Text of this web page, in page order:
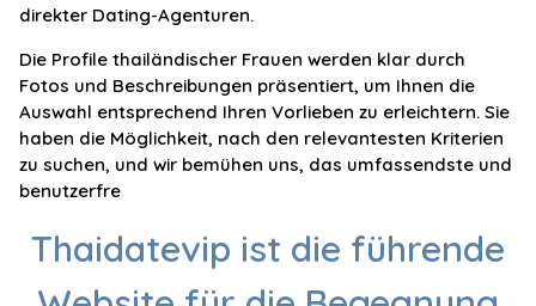
direkter Dating-Agenturen.
Die Profile thailändischer Frauen werden klar durch
Fotos und Beschreibungen präsentiert, um Ihnen die
Auswahl entsprechend Ihren Vorlieben zu erleichtern. Sie
haben die Möglichkeit, nach den relevantesten Kriterien
zu suchen, und wir bemühen uns, das umfassendste und
benutzerfre
Thaidatevip ist die führende